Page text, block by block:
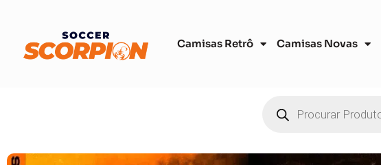
Camisas Retrô Camisas Novas